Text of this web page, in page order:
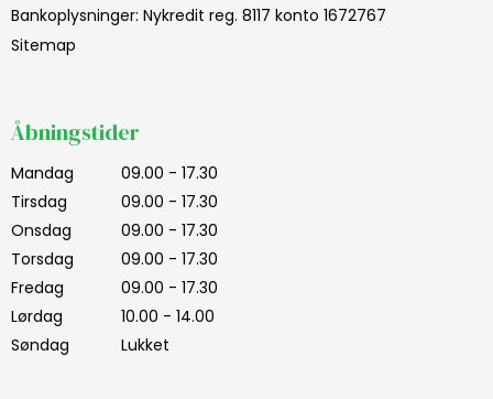
Bankoplysninger: Nykredit reg. 8117 konto 1672767
Sitemap
Åbningstider
Mandag
09.00 - 17.30
Tirsdag
09.00 - 17.30
Onsdag
09.00 - 17.30
Torsdag
09.00 - 17.30
Fredag
09.00 - 17.30
Lørdag
10.00 - 14.00
Søndag
Lukket